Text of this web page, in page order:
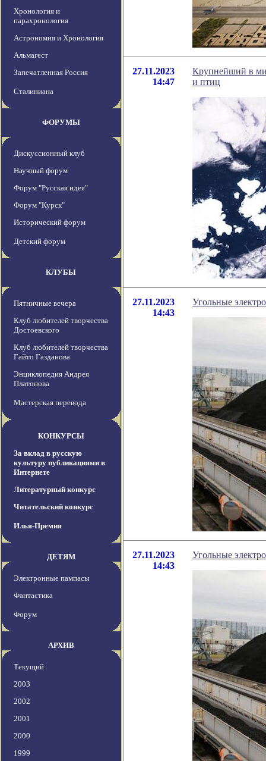
Хронология и
парахронология
Астрономия и Хронология
Альмагест
Запечатленная Россия
Сталиниана
ФОРУМЫ
Дискуссионный клуб
Научный форум
Форум "Русская идея"
Форум "Курск"
Исторический форум
Детский форум
КЛУБЫ
Пятничные вечера
Клуб любителей творчества
Достоевского
Клуб любителей творчества
Гайто Газданова
Энциклопедия Андрея
Платонова
Мастерская перевода
КОНКУРСЫ
За вклад в русскую
культуру публикациями в
Интернете
Литературный конкурс
Читательский конкурс
Илья-Премия
ДЕТЯМ
Электронные пампасы
Фантастика
Форум
АРХИВ
Текущий
2003
2002
2001
2000
1999
27.11.2023
14:47
Крупнейший в
и птиц
27.11.2023
14:43
Угольные
27.11.2023
14:43
Угольные